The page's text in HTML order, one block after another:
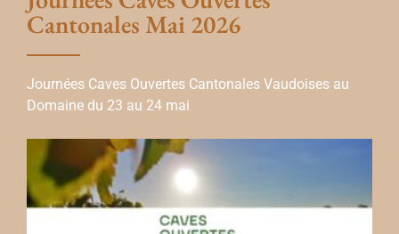
Cantonales Mai 2026
Journées Caves Ouvertes Cantonales Vaudoises au
Domaine du 23 au 24 mai